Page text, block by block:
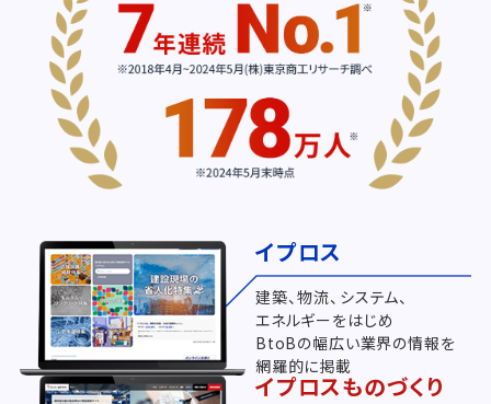
イプロス
建築、物流、システム、
エネルギーをはじめ
BtoBの幅広い業界の情報を
網羅的に掲載
イプロスものづくり